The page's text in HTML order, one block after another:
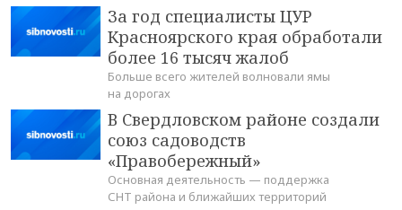
За год специалисты ЦУР
Красноярского края обработали
более 16 тысяч жалоб
Больше всего жителей волновали ямы
на дорогах
В Свердловском районе создали
союз садоводств
«Правобережный»
Основная деятельность — поддержка
СНТ района и ближайших территорий